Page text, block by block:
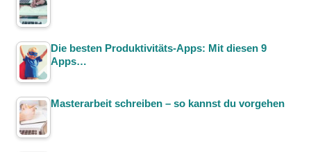
Die besten Produktivitäts-Apps: Mit diesen 9
Apps…
Masterarbeit schreiben – so kannst du vorgehen